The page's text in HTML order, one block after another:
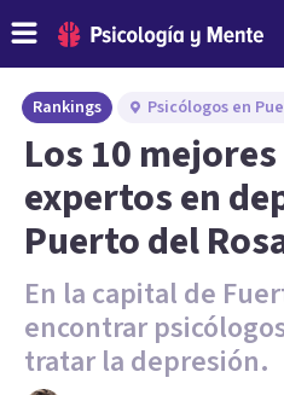
Rankings Psicólogos en
Los 10
expertos en
Puerto del
En la capital de
encontrar
tratar la depresión.